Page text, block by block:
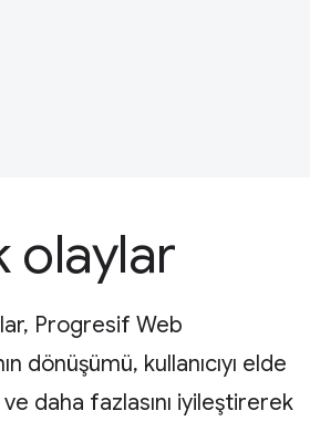
olaylar
Progresif Web
dönüşümü, kullanıcıyı elde
ve daha fazlasını iyileştirerek